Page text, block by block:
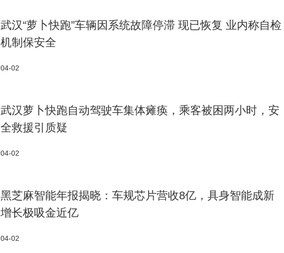
武汉“萝卜快跑”车辆因系统故障停滞 现已恢复 业内称自检
机制保安全
04-02
武汉萝卜快跑自动驾驶车集体瘫痪，乘客被困两小时，安
全救援引质疑
04-02
黑芝麻智能年报揭晓：车规芯片营收8亿，具身智能成新
增长极吸金近亿
04-02